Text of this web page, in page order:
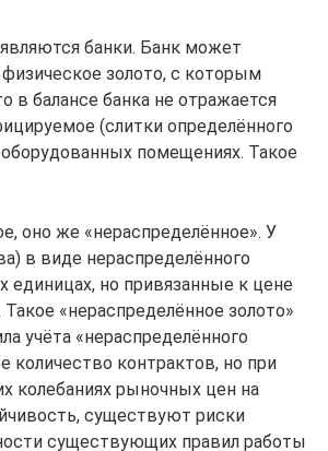
банки. Банк может
золото, с которым
в балансе банка не отражается
(слитки определённого
помещениях. Такое
оно же «нераспределённое». У
в виде нераспределённого
но привязанные к цене
«нераспределённое золото»
учёта «нераспределённого
количество контрактов, но при
колебаниях рыночных цен на
существуют риски
существующих правил работы